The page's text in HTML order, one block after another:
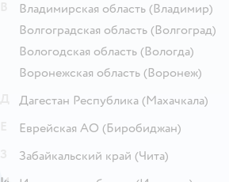
Владимирская область (Владимир)
Волгоградская область (Волгоград)
Вологодская область (Вологда)
Воронежская область (Воронеж)
Дагестан Республика (Махачкала)
Еврейская АО (Биробиджан)
Забайкальский край (Чита)